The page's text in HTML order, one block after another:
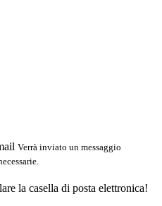
Verrà inviato un messaggio
la casella di posta elettronica!